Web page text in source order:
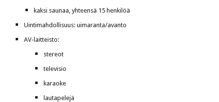
kaksi saunaa, yhteensä 15 henkilöä
Uintimahdollisuus: uimaranta/avanto
AV-laitteisto:
stereot
televisio
karaoke
lautapelejä